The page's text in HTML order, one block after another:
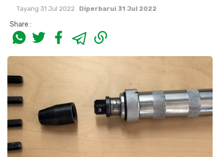
Dinding
Pintu, Jendela & Perlengkapan
Plafon & Partisi
Perlengkapan
Bekisting
Material Alam
Sistem Penanggulangan Kebakaran
Sistem Pemipaan
Sistem Elektrikal
Tayang 31 Jul 2022 Diperbarui 31 Jul 2022
Share :